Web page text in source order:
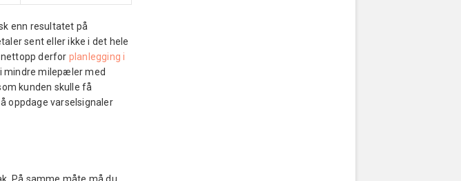
enn resultatet på
sent eller ikke i det hele
derfor planlegging i
mindre milepæler med
kunden skulle få
oppdage varselsignaler
På samme måte må du